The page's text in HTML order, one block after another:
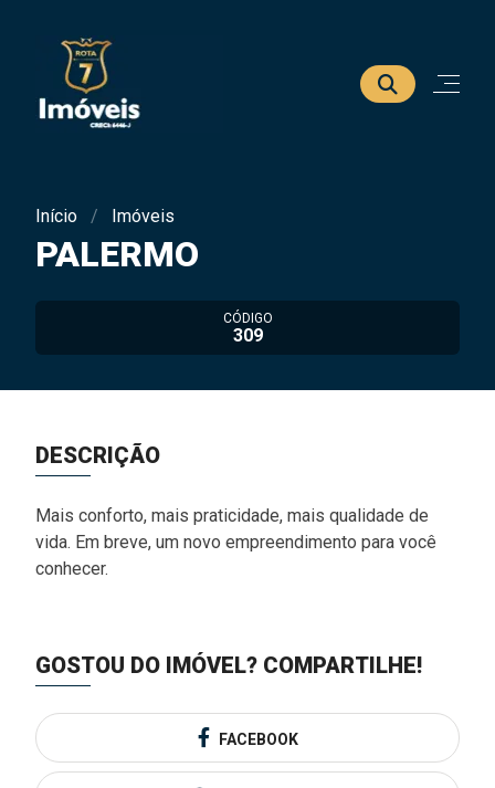
Início Imóveis
PALERMO
CÓDIGO
309
DESCRIÇÃO
Mais conforto, mais praticidade, mais qualidade de
vida. Em breve, um novo empreendimento para você
conhecer.
GOSTOU DO IMÓVEL? COMPARTILHE!
FACEBOOK